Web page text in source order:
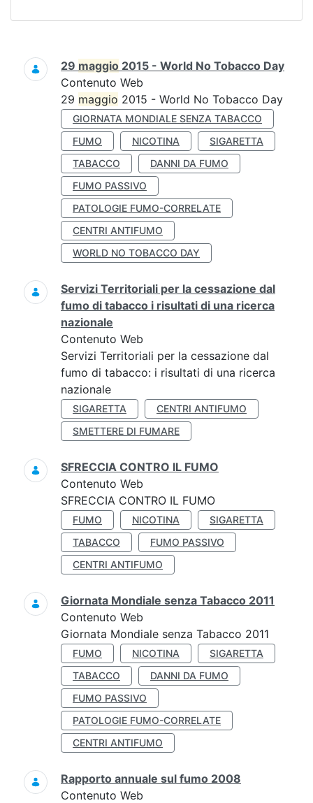
Ricerca
29 maggio 2015 - World No Tobacco Day
Contenuto Web
29 maggio 2015 - World No Tobacco Day
GIORNATA MONDIALE SENZA TABACCO
FUMO
NICOTINA
SIGARETTA
TABACCO
DANNI DA FUMO
FUMO PASSIVO
PATOLOGIE FUMO-CORRELATE
CENTRI ANTIFUMO
WORLD NO TOBACCO DAY
Servizi Territoriali per la cessazione dal
fumo di tabacco i risultati di una ricerca
nazionale
Contenuto Web
Servizi Territoriali per la cessazione dal
fumo di tabacco: i risultati di una ricerca
nazionale
SIGARETTA
CENTRI ANTIFUMO
SMETTERE DI FUMARE
SFRECCIA CONTRO IL FUMO
Contenuto Web
SFRECCIA CONTRO IL FUMO
FUMO NICOTINA
SIGARETTA
TABACCO
FUMO PASSIVO
CENTRI ANTIFUMO
Giornata Mondiale senza Tabacco 2011
Contenuto Web
Giornata Mondiale senza Tabacco 2011
FUMO NICOTINA
SIGARETTA
TABACCO
DANNI DA FUMO
FUMO PASSIVO
PATOLOGIE FUMO-CORRELATE
CENTRI ANTIFUMO
Rapporto annuale sul fumo 2008
Contenuto Web